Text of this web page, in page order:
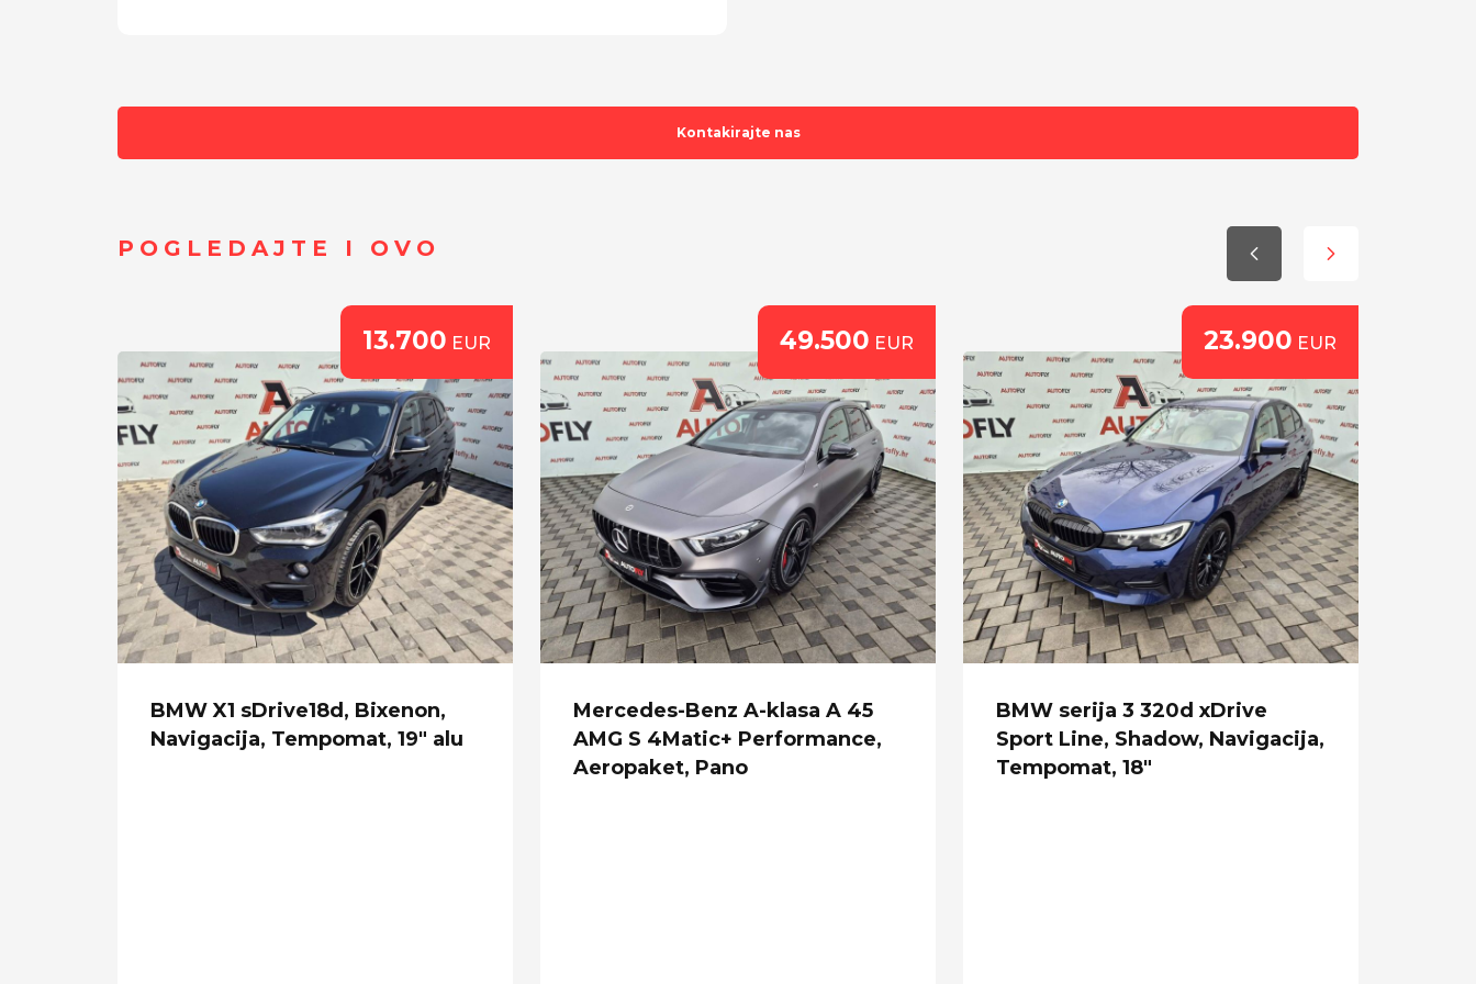
Kontakirajte nas
POGLEDAJTE I OVO
13.700 EUR
BMW X1 sDrive18d, Bixenon,
Navigacija, Tempomat, 19" alu
49.500 EUR
Mercedes-Benz A-klasa A 45
AMG S 4Matic+ Performance,
Aeropaket, Pano
23.900 EUR
BMW serija 3 320d xDrive
Sport Line, Shadow, Navigacija,
Tempomat, 18"